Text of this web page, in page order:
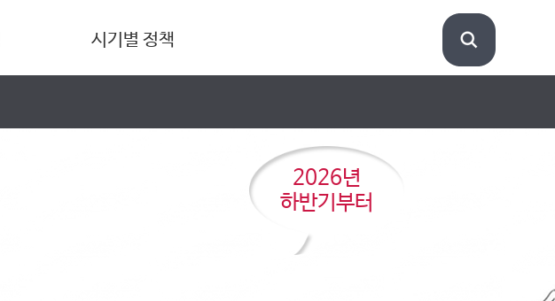
시기별 정책
2026년
하반기부터